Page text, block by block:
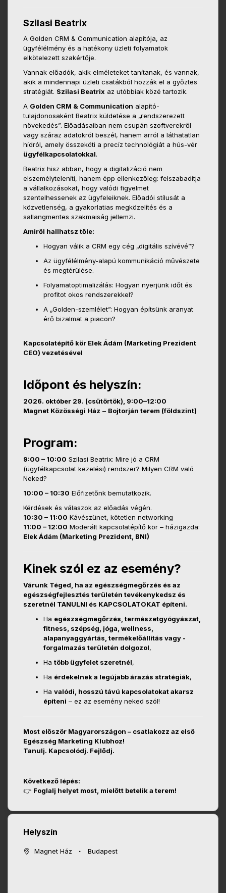
Szilasi Beatrix
A Golden CRM & Communication alapítója, az
ügyfélélmény és a hatékony üzleti folyamatok
elkötelezett szakértője.
Vannak előadók, akik elméleteket tanítanak, és vannak,
akik a mindennapi üzleti csatákból hozzák el a győztes
stratégiát. Szilasi Beatrix az utóbbiak közé tartozik.
A Golden CRM & Communication alapító-
tulajdonosaként Beatrix küldetése a „rendszerezett
növekedés”. Előadásaiban nem csupán szoftverekről
vagy száraz adatokról beszél, hanem arról a láthatatlan
hídról, amely összeköti a precíz technológiát a hús-vér
ügyfélkapcsolatokkal.
Beatrix hisz abban, hogy a digitalizáció nem
elszemélyteleníti, hanem épp ellenkezőleg: felszabadítja
a vállalkozásokat, hogy valódi figyelmet
szentelhessenek az ügyfeleiknek. Előadói stílusát a
közvetlenség, a gyakorlatias megközelítés és a
sallangmentes szakmaiság jellemzi.
Amiről hallhatsz tőle:
Hogyan válik a CRM egy cég „digitális szívévé”?
Az ügyfélélmény-alapú kommunikáció művészete
és megtérülése.
Folyamatoptimalizálás: Hogyan nyerjünk időt és
profitot okos rendszerekkel?
A „Golden-szemlélet”: Hogyan építsünk aranyat
érő bizalmat a piacon?
Kapcsolatépítő kör Elek Ádám (Marketing Prezident
CEO) vezetésével
Időpont és helyszín:
2026. október 29. (csütörtök), 9:00–12:00
Magnet Közösségi Ház – Bojtorján terem (földszint)
Program:
9:00 – 10:00 Szilasi Beatrix: Mire jó a CRM
(ügyfélkapcsolat kezelési) rendszer? Milyen CRM való
Neked?
10:00 – 10:30 Előfizetőnk bemutatkozik.
Kérdések és válaszok az előadás végén.
10:30 – 11:00 Kávészünet, kötetlen networking
11:00 – 12:00 Moderált kapcsolatépítő kör – házigazda:
Elek Ádám (Marketing Prezident, BNI)
Kinek szól ez az esemény?
Várunk Téged, ha az egészségmegőrzés és az
egészségfejlesztés területén tevékenykedsz és
szeretnél TANULNI és KAPCSOLATOKAT építeni.
Ha egészségmegőrzés, természetgyógyászat,
fitness, szépség, jóga, wellness,
alapanyaggyártás, termékelőállítás vagy -
forgalmazás területén dolgozol,
Ha több ügyfelet szeretnél,
Ha érdekelnek a legújabb árazás stratégiák,
Ha valódi, hosszú távú kapcsolatokat akarsz
építeni – ez az esemény neked szól!
Most először Magyarországon – csatlakozz az első
Egészség Marketing Klubhoz!
Tanulj. Kapcsolódj. Fejlődj.
Következő lépés:
👉 Foglalj helyet most, mielőtt betelik a terem!
Helyszín
Magnet Ház Budapest